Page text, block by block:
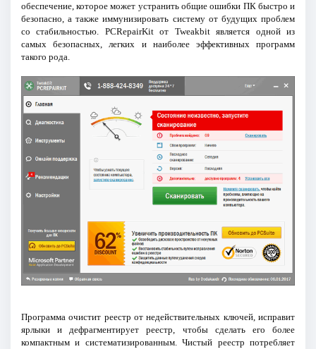
обеспечение, которое может устранить общие ошибки ПК быстро и
безопасно, а также иммунизировать систему от будущих проблем
со стабильностью. PCRepairKit от Tweakbit является одной из
самых безопасных, легких и наиболее эффективных программ
такого рода.
Программа очистит реестр от недействительных ключей, исправит
ярлыки и дефрагментирует реестр, чтобы сделать его более
компактным и систематизированным. Чистый реестр потребляет